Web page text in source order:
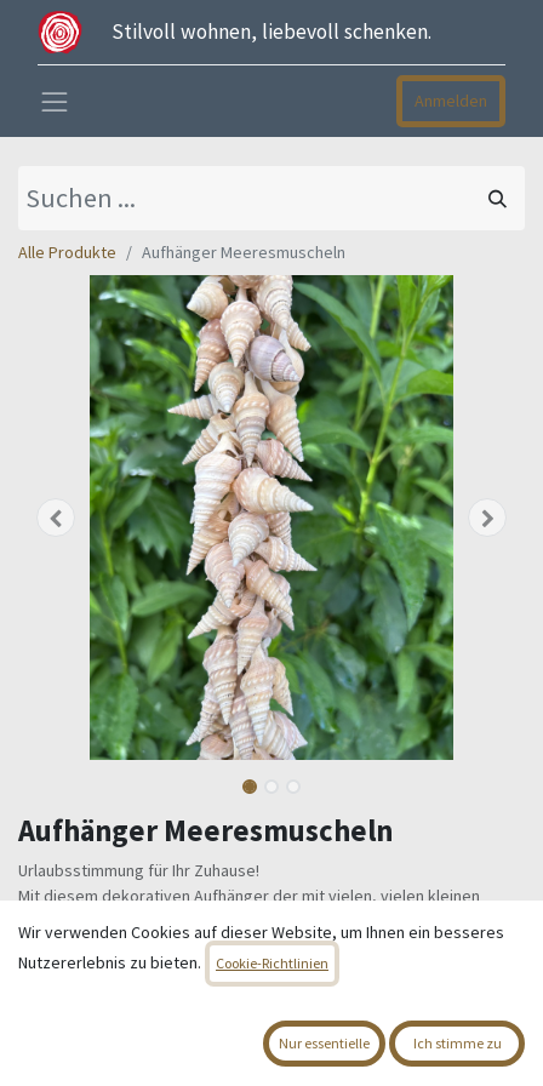
Stilvoll wohnen, liebevoll schenken.
Anmelden
Alle Produkte Aufhänger Meeresmuscheln
Aufhänger Meeresmuscheln
Urlaubsstimmung für Ihr Zuhause!
Mit diesem dekorativen Aufhänger der mit vielen, vielen kleinen
Meeresmuschel bestückt ist.
Maße: H 25,00 cm - Durchmesser 6,00 cm
In drei verschiedenen Ausführungen, sprich Muschelarten, erhältlich.
zzgl. Versandkosten
Wir verwenden Cookies auf dieser Website, um Ihnen ein besseres
Nutzererlebnis zu bieten.
Cookie-Richtlinien
Nur essentielle Ich stimme zu